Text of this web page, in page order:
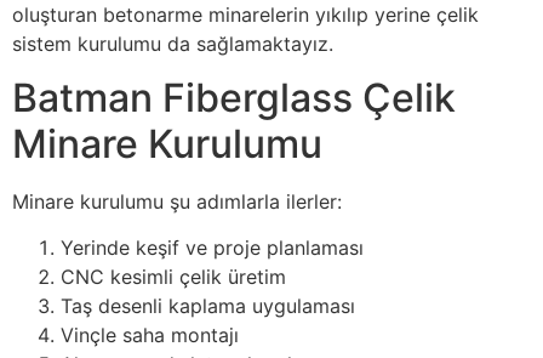
oluşturan betonarme minarelerin yıkılıp yerine çelik
sistem kurulumu da sağlamaktayız.
Batman Fiberglass Çelik
Minare Kurulumu
Minare kurulumu şu adımlarla ilerler:
Yerinde keşif ve proje planlaması
CNC kesimli çelik üretim
Taş desenli kaplama uygulaması
Vinçle saha montajı